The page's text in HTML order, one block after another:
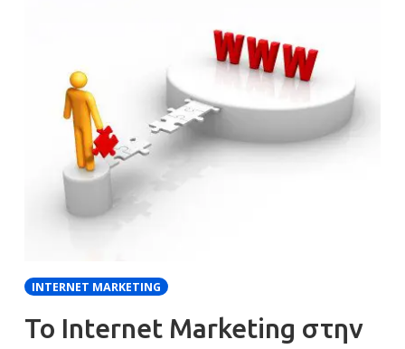
INTERNET MARKETING
Το Internet Marketing στην